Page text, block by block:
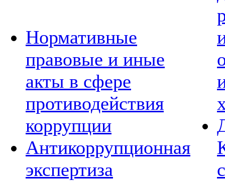
Нормативные
правовые и иные
акты в сфере
противодействия
коррупции
Антикоррупционная
экспертиза